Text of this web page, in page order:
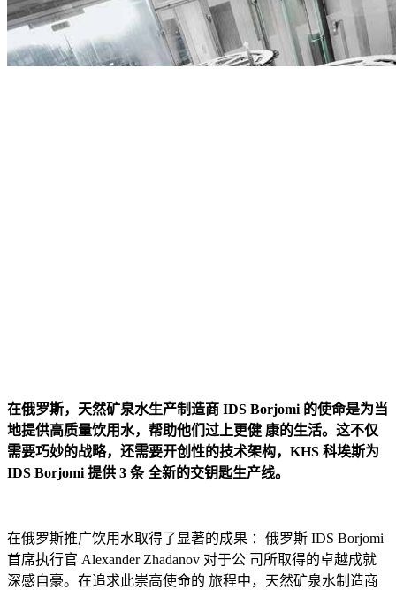
在俄罗斯，天然矿泉水生产制造商 IDS Borjomi 的使命是为当
地提供高质量饮用水，帮助他们过上更健 康的生活。这不仅
需要巧妙的战略，还需要开创性的技术架构，KHS 科埃斯为
IDS Borjomi 提供 3 条 全新的交钥匙生产线。
在俄罗斯推广饮用水取得了显著的成果 ：俄罗斯 IDS Borjomi
首席执行官 Alexander Zhadanov 对于公 司所取得的卓越成就
深感自豪。在追求此崇高使命的 旅程中，天然矿泉水制造商